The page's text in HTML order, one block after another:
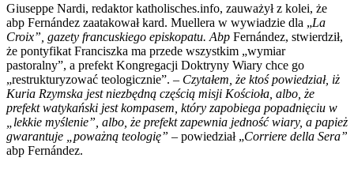
Giuseppe Nardi, redaktor katholisches.info, zauważył z kolei, że
abp Fernández zaatakował kard. Muellera w wywiadzie dla „La
Croix”, gazety francuskiego episkopatu. Abp Fernández, stwierdził,
że pontyfikat Franciszka ma przede wszystkim „wymiar
pastoralny”, a prefekt Kongregacji Doktryny Wiary chce go
„restrukturyzować teologicznie”. – Czytałem, że ktoś powiedział, iż
Kuria Rzymska jest niezbędną częścią misji Kościoła, albo, że
prefekt watykański jest kompasem, który zapobiega popadnięciu w
„lekkie myślenie”, albo, że prefekt zapewnia jedność wiary, a papież
gwarantuje „poważną teologię” – powiedział „Corriere della Sera”
abp Fernández.